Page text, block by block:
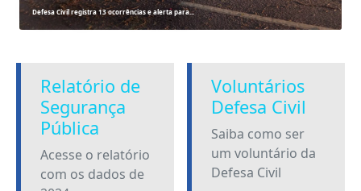
Defesa Civil registra 13 ocorrências e alerta para...
Relatório de
Segurança
Pública
Acesse o relatório
com os dados de
Voluntários
Defesa Civil
Saiba como ser
um voluntário da
Defesa Civil